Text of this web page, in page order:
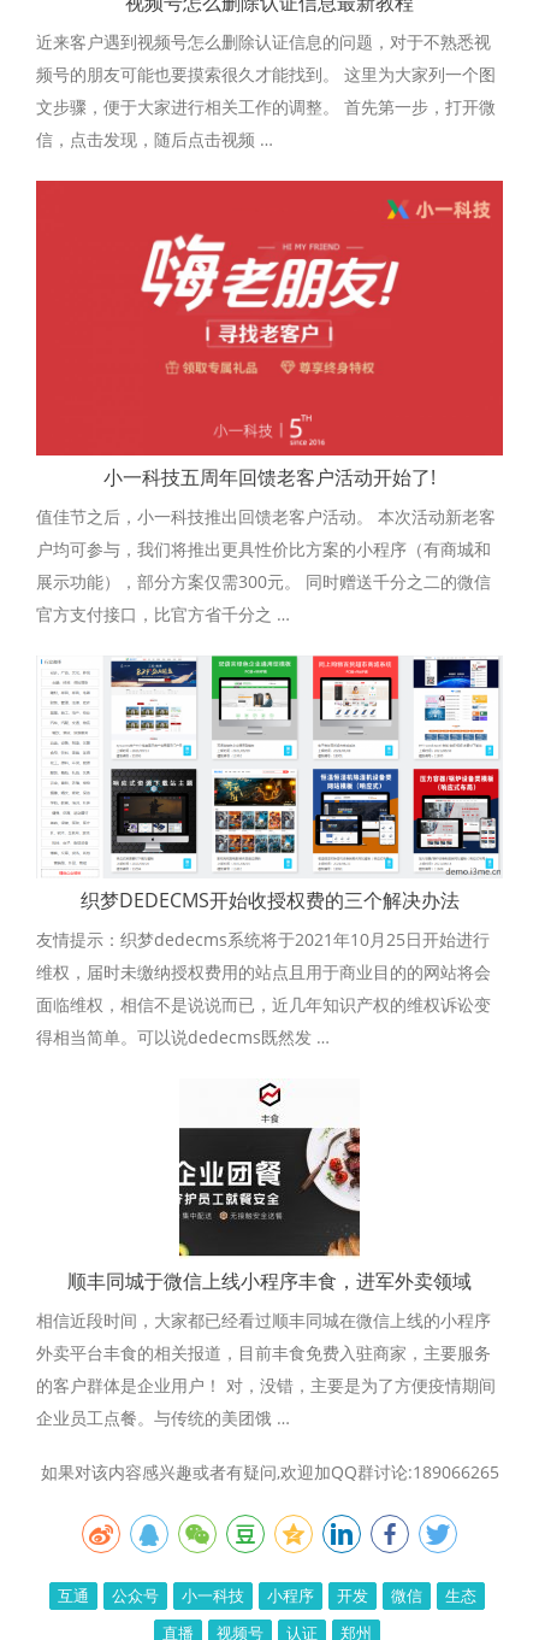
近来客户遇到视频号怎么删除认证信息的问题，对于不熟悉视
频号的朋友可能也要摸索很久才能找到。 这里为大家列一个图
文步骤，便于大家进行相关工作的调整。 首先第一步，打开微
信，点击发现，随后点击视频 …
小一科技五周年回馈老客户活动开始了!
值佳节之后，小一科技推出回馈老客户活动。 本次活动新老客
户均可参与，我们将推出更具性价比方案的小程序（有商城和
展示功能），部分方案仅需300元。 同时赠送千分之二的微信
官方支付接口，比官方省千分之 …
织梦DEDECMS开始收授权费的三个解决办法
友情提示：织梦dedecms系统将于2021年10月25日开始进行
维权，届时未缴纳授权费用的站点且用于商业目的的网站将会
面临维权，相信不是说说而已，近几年知识产权的维权诉讼变
得相当简单。可以说dedecms既然发 …
顺丰同城于微信上线小程序丰食，进军外卖领域
相信近段时间，大家都已经看过顺丰同城在微信上线的小程序
外卖平台丰食的相关报道，目前丰食免费入驻商家，主要服务
的客户群体是企业用户！ 对，没错，主要是为了方便疫情期间
企业员工点餐。与传统的美团饿 …
如果对该内容感兴趣或者有疑问,欢迎加QQ群讨论:189066265
互通 公众号 小一科技 小程序 开发 微信
生态
直播
视频号 认证 郑州